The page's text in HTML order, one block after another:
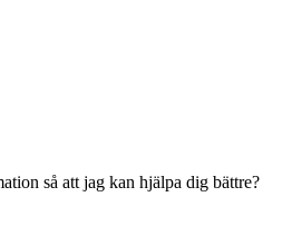
så att jag kan hjälpa dig bättre?